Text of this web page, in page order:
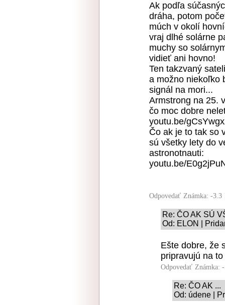
Ak podľa
dráha, potom
múch v okolí
vraj dlhé solárne
muchy so
vidieť ani hovno!
Ten takzvaný
a možno niekoľko
signál na mori...
Armstrong na 25.
čo moc dobre
youtu.be/
Čo ak je to tak so
sú všetky lety do
astronotnauti:
youtu.be/
Odpovedať Známka: -3.3
Re: ČO AK SÚ
Od: ELON |
Ešte dobre, že
pripravujú na
Odpovedať Známka:
Re: ČO AK ...
Od: údene |